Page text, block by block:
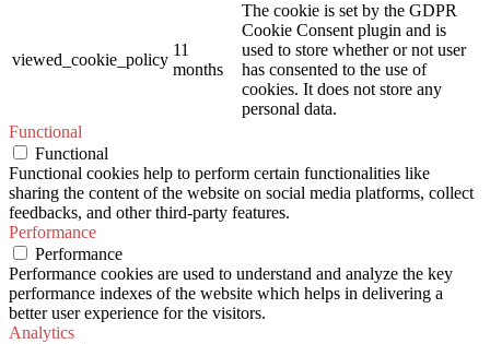
viewed_cookie_policy
11
months
The cookie is set by the GDPR
Cookie Consent plugin and is
used to store whether or not user
has consented to the use of
cookies. It does not store any
personal data.
Functional
Functional
Functional cookies help to perform certain functionalities like
sharing the content of the website on social media platforms, collect
feedbacks, and other third-party features.
Performance
Performance
Performance cookies are used to understand and analyze the key
performance indexes of the website which helps in delivering a
better user experience for the visitors.
Analytics